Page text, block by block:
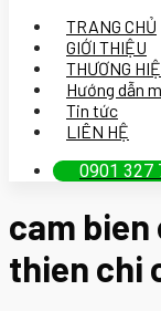
TRANG CHỦ
GIỚI THIỆU
THƯƠNG
Hướng dẫn
Tin tức
LIÊN HỆ
0901 327
cam
thien chi